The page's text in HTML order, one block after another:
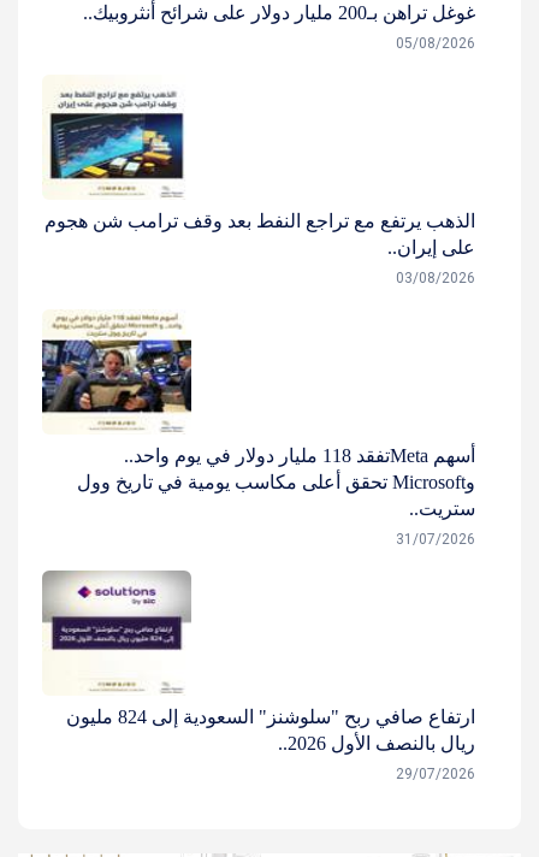
غوغل تراهن بـ200 مليار دولار على شرائح أنثروبيك..
05/08/2026
الذهب يرتفع مع تراجع النفط بعد وقف ترامب شن هجوم
على إيران..
03/08/2026
أسهم Metaتفقد 118 مليار دولار في يوم واحد..
وMicrosoft تحقق أعلى مكاسب يومية في تاريخ وول
ستريت..
31/07/2026
ارتفاع صافي ربح "سلوشنز" السعودية إلى 824 مليون
ريال بالنصف الأول 2026..
29/07/2026